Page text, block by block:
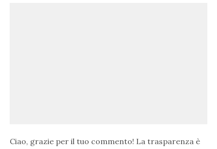
Ciao, grazie per il tuo commento! La trasparenza è